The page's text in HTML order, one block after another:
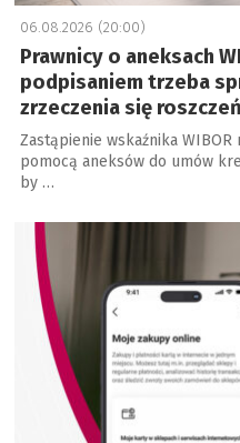
06.08.2026 (20:00)
Prawnicy o aneksach
podpisaniem trzeba
zrzeczenia się roszczeń
Zastąpienie wskaźnika WIBOR
pomocą aneksów do umów
by …